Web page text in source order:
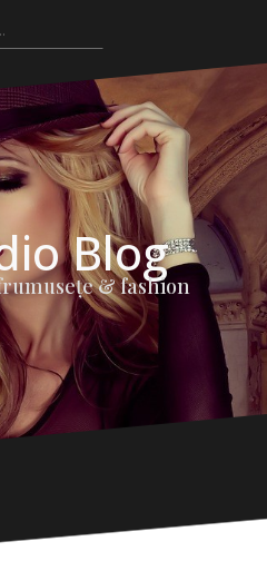
Blog
& fashion